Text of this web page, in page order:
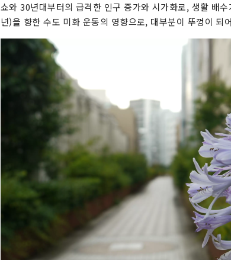
쇼와 30년대부터의 급격한 인구 증가와 시가화로, 생활 배
년)을 향한 수도 미화 운동의 영향으로, 대부분이 뚜껑이 되